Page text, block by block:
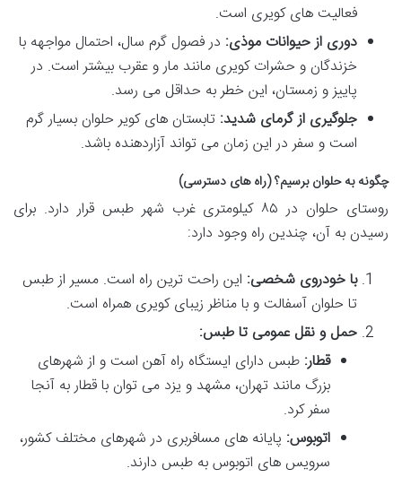
فعالیت های کویری است.
دوری از حیوانات موذی: در فصول گرم سال، احتمال مواجهه با
خزندگان و حشرات کویری مانند مار و عقرب بیشتر است. در
پاییز و زمستان، این خطر به حداقل می رسد.
جلوگیری از گرمای شدید: تابستان های کویر حلوان بسیار گرم
است و سفر در این زمان می تواند آزاردهنده باشد.
چگونه به حلوان برسیم؟ (راه های دسترسی)
روستای حلوان در ۸۵ کیلومتری غرب شهر طبس قرار دارد. برای
رسیدن به آن، چندین راه وجود دارد:
با خودروی شخصی: این راحت ترین راه است. مسیر از طبس
تا حلوان آسفالت و با مناظر زیبای کویری همراه است.
حمل و نقل عمومی تا طبس:
قطار: طبس دارای ایستگاه راه آهن است و از شهرهای
بزرگ مانند تهران، مشهد و یزد می توان با قطار به آنجا
سفر کرد.
اتوبوس: پایانه های مسافربری در شهرهای مختلف کشور،
سرویس های اتوبوس به طبس دارند.